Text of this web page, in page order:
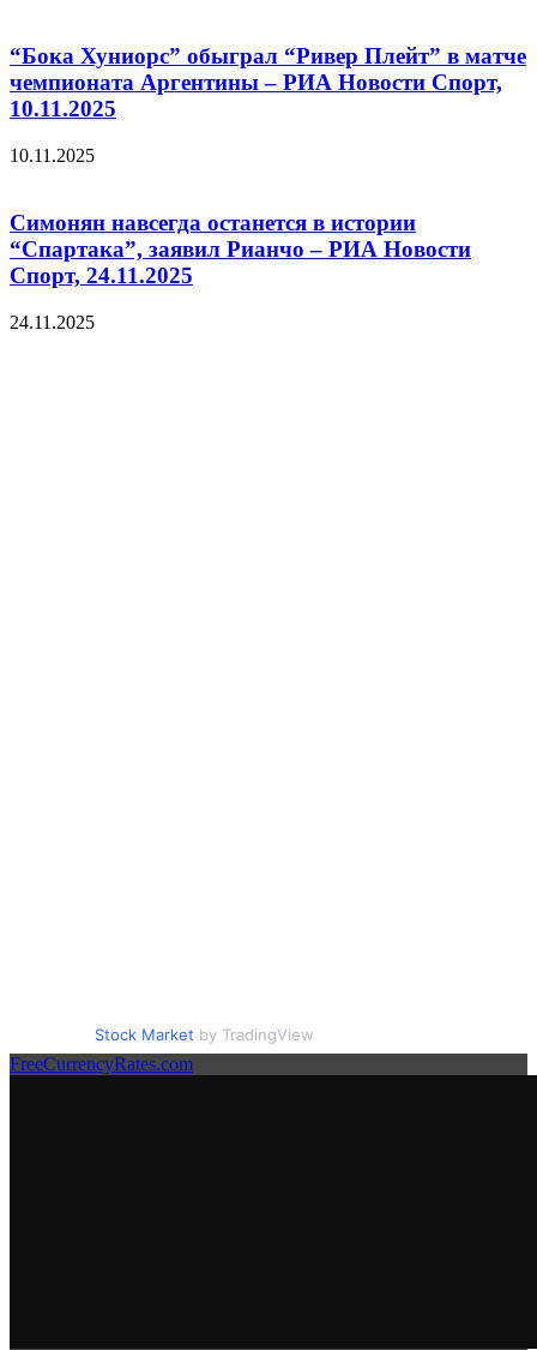
“Бока Хуниорс” обыграл “Ривер Плейт” в матче
чемпионата Аргентины – РИА Новости Спорт,
10.11.2025
10.11.2025
Симонян навсегда останется в истории
“Спартака”, заявил Рианчо – РИА Новости
Спорт, 24.11.2025
24.11.2025
Stock Market by TradingView
FreeCurrencyRates.com